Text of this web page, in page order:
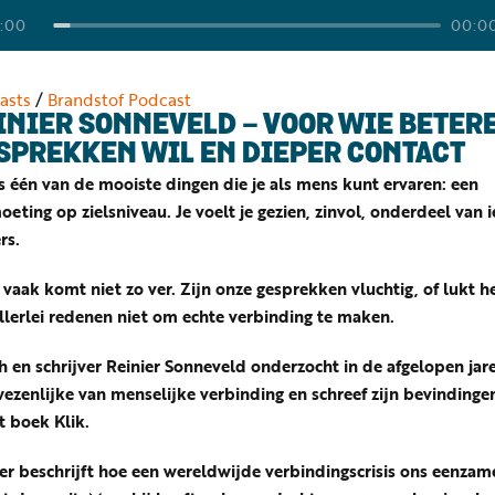
/ Brandstof Podcast
SONNEVELD - VOOR WIE
WIL EN DIEPER CONTACT
één van de mooiste dingen die je als mens kunt ervaren: een
op zielsniveau. Je voelt je gezien, zinvol, onderdeel van
vaak komt niet zo ver. Zijn onze gesprekken vluchtig, of lukt
redenen niet om echte verbinding te maken.
en schrijver Reinier Sonneveld onderzocht in de afgelopen
van menselijke verbinding en schreef zijn
boek Klik.
beschrijft hoe een wereldwijde verbindingscrisis ons